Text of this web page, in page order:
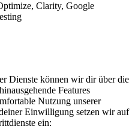
Clarity, Google
Dienste können wir dir über die
Features
Nutzung unserer
Einwilligung setzen wir auf
ein: